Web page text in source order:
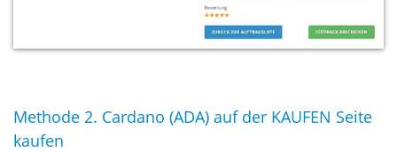
Methode 2. Cardano (ADA) auf der KAUFEN Seite
kaufen